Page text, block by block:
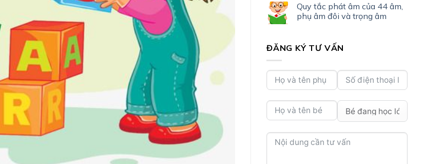
Quy tắc phát âm của 44 âm,
phụ âm đôi và trọng âm
ĐĂNG KÝ TƯ VẤN